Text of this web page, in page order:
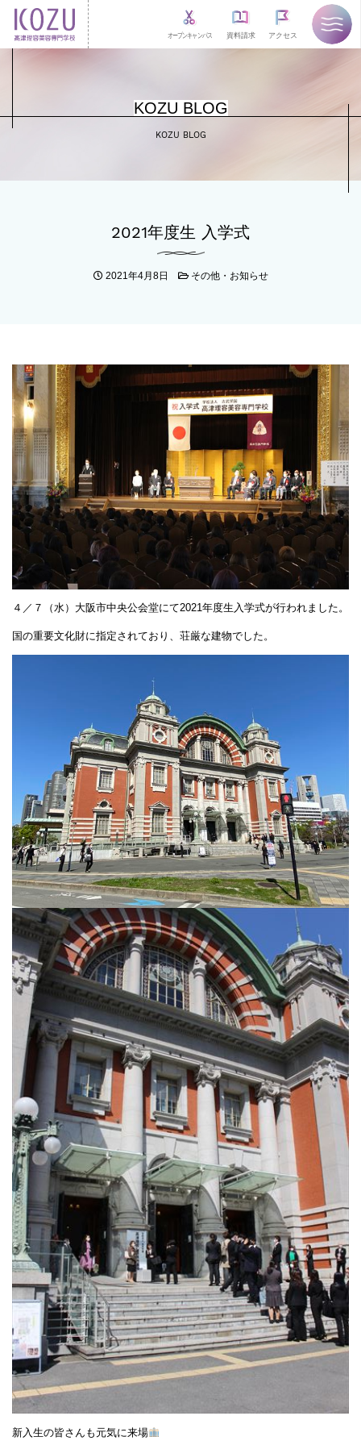
オープンキャンパス 資料請求 アクセス
KOZU BLOG
KOZU BLOG
2021年度生 入学式
2021年4月8日 その他・お知らせ
４／７（水）大阪市中央公会堂にて2021年度生入学式が行われました。
国の重要文化財に指定されており、荘厳な建物でした。
新入生の皆さんも元気に来場